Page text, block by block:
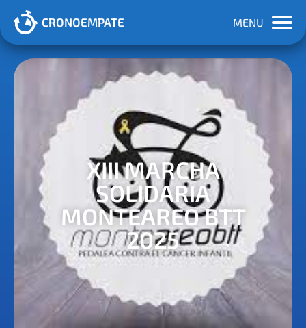
CRONOEMPATE MENU
XIII MARCHA
SOLIDARIA
MONTEAREO BTT
2025